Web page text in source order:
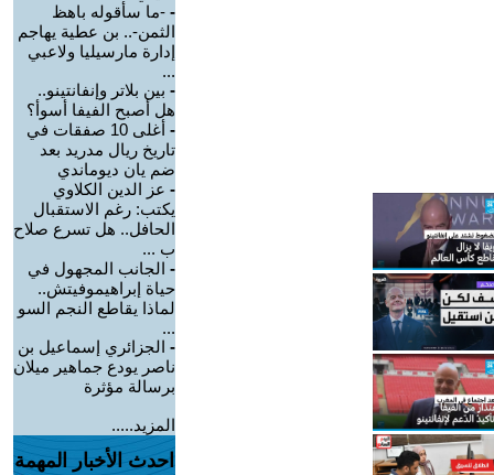
- -ما سأقوله باهظ
الثمن-.. بن عطية يهاجم
إدارة مارسيليا ولاعبي
...
- بين بلاتر وإنفانتينو..
هل أصبح الفيفا أسوأ؟
-
أغلى 10 صفقات في
تاريخ ريال مدريد بعد
ضم يان ديوماندي
- عز الدين الكلاوي
يكتب: رغم الاستقبال
الحافل.. هل تسرع صلاح
ب ...
- الجانب المجهول في
حياة إبراهيموفيتش..
لماذا يقاطع النجم السو
...
- الجزائري إسماعيل بن
ناصر يودع جماهير ميلان
برسالة مؤثرة
المزيد.....
احدث الأخبار المهمة